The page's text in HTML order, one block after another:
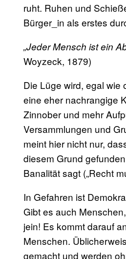
ruht. Ruhen und
Bürger_in als erstes
„Jeder Mensch ist ein
Woyzeck, 1879)
Die Lüge wird, egal wie
eine eher nachrangige
Zinnober und mehr
Versammlungen und
meint hier nicht nur,
diesem Grund
Banalität sagt („Recht
In Gefahren ist
Gibt es auch
jein! Es kommt darauf
Menschen.
gemacht und werden